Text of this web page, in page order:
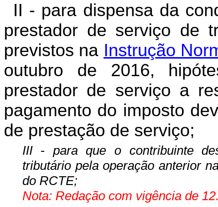
II - para dispensa da
prestador de serviço de
previstos na Instrução
outubro de 2016,
prestador de serviço a
pagamento do imposto
de prestação de serviço;
III - para que o contribuinte
tributário pela operação anterior
do RCTE;
Nota: Redação com vigência de